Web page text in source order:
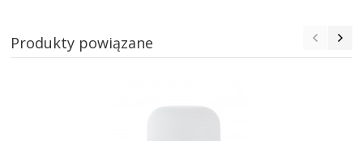
Produkty powiązane